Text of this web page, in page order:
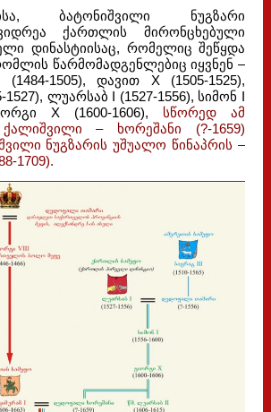
ბატონიშვილი ნუგზარი
ქართლის მირონცხებული
დინასტიისაც, რომელიც შეწყდა
წარმომადგენლებიც იყვნენ –
(1484-1505), დავით X (1505-1525),
ლუარსაბ I (1527-1556), სიმონ I
X (1600-1606), სწორედ ამ
ქალიშვილი – ხორეშანი (?-1659)
ნუგზარის უშუალო წინაპრის –
1709).